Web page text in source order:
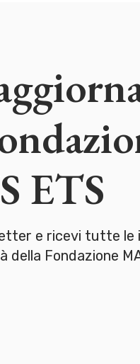
ETS
e ricevi tutte le
Fondazione